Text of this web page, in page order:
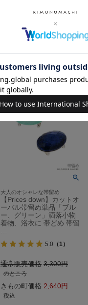
大人のオシャレな帯留め
【Prices down】カットオ
ーバル帯留め単品「ブル
ー、グリーン」洒落小物
着物、浴衣に 帯どめ 帯留
5.0 （1）
通常販売価格 3,300
のところ
きもの町価格 2,640
税込